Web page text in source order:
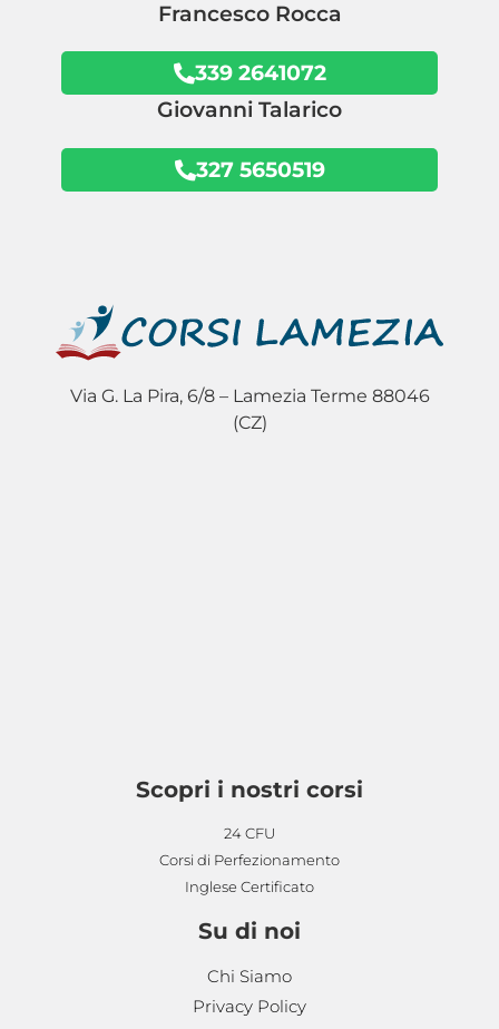
Francesco Rocca
339 2641072
Giovanni Talarico
327 5650519
Via G. La Pira, 6/8 – Lamezia Terme 88046
(CZ)
Scopri i nostri corsi
24 CFU
Corsi di Perfezionamento
Inglese Certificato
Su di noi
Chi Siamo
Privacy Policy